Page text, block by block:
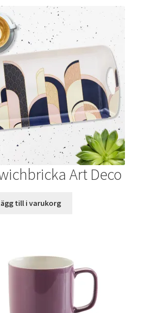
Art Deco
till i varukorg